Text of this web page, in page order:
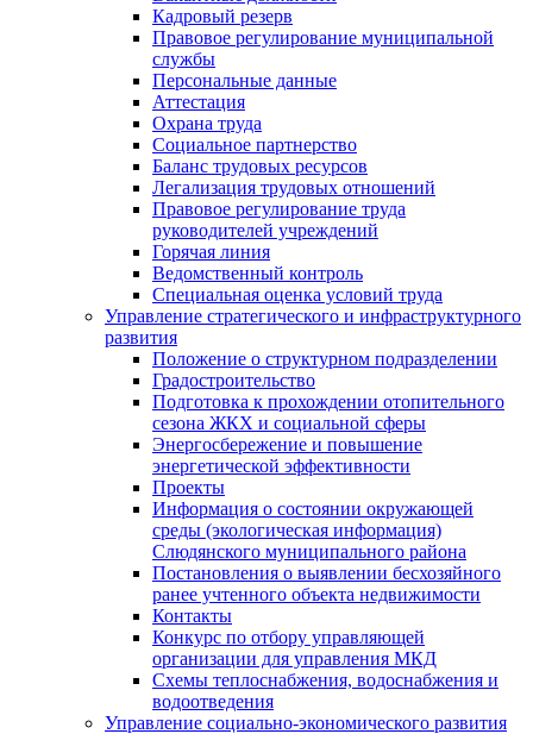
Кадровый резерв
Правовое регулирование муниципальной
службы
Персональные данные
Аттестация
Охрана труда
Социальное партнерство
Баланс трудовых ресурсов
Легализация трудовых отношений
Правовое регулирование труда
руководителей учреждений
Горячая линия
Ведомственный контроль
Специальная оценка условий труда
Управление стратегического и инфраструктурного
развития
Положение о структурном подразделении
Градостроительство
Подготовка к прохождении отопительного
сезона ЖКХ и социальной сферы
Энергосбережение и повышение
энергетической эффективности
Проекты
Информация о состоянии окружающей
среды (экологическая информация)
Слюдянского муниципального района
Постановления о выявлении бесхозяйного
ранее учтенного объекта недвижимости
Контакты
Конкурс по отбору управляющей
организации для управления МКД
Схемы теплоснабжения, водоснабжения и
водоотведения
Управление социально-экономического развития